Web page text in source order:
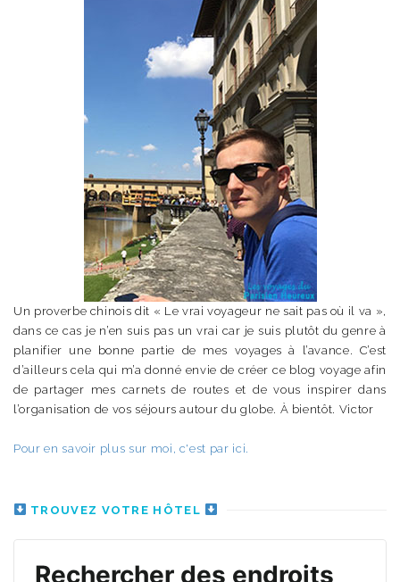
Un proverbe chinois dit « Le vrai voyageur ne sait pas où il va »,
dans ce cas je n’en suis pas un vrai car je suis plutôt du genre à
planifier une bonne partie de mes voyages à l’avance. C’est
d’ailleurs cela qui m’a donné envie de créer ce blog voyage afin
de partager mes carnets de routes et de vous inspirer dans
l’organisation de vos séjours autour du globe. À bientôt. Victor
Pour en savoir plus sur moi, c'est par ici.
TROUVEZ VOTRE HÔTEL